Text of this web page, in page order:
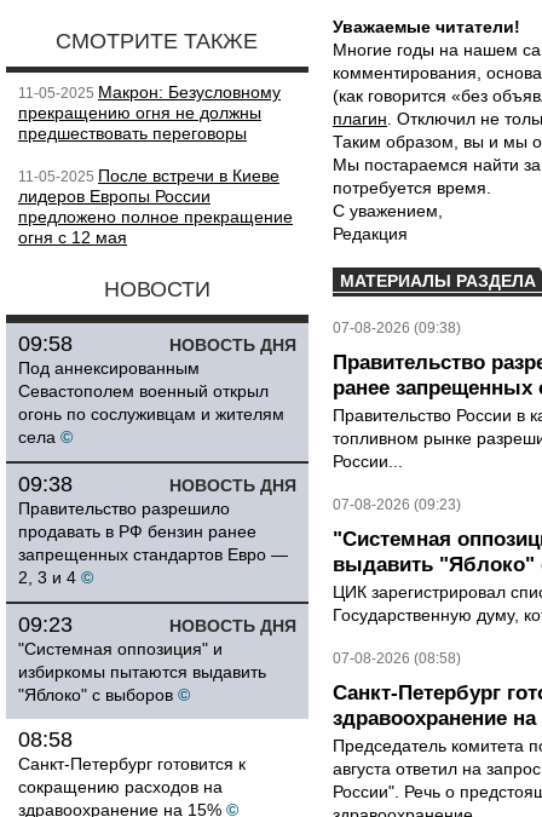
СМОТРИТЕ ТАКЖЕ
11-05-2025 Макрон: Безусловному
прекращению огня не должны
предшествовать переговоры
11-05-2025 После встречи в Киеве
лидеров Европы России
предложено полное прекращение
огня с 12 мая
НОВОСТИ
НОВОСТЬ ДНЯ
09:58
Под аннексированным
Севастополем военный открыл
огонь по сослуживцам и жителям
села ©
НОВОСТЬ ДНЯ
09:38
Правительство разрешило
продавать в РФ бензин ранее
запрещенных стандартов Евро —
2, 3 и 4 ©
НОВОСТЬ ДНЯ
09:23
"Системная оппозиция" и
избиркомы пытаются выдавить
"Яблоко" с выборов ©
08:58
Санкт-Петербург готовится к
сокращению расходов на
здравоохранение на 15% ©
Уважаемые читатели!
Многие годы на нашем
комментирования,
(как говорится «без
плагин . Отключил не
Таким образом, вы и мы
Мы постараемся найти
потребуется время.
С уважением,
Редакция
МАТЕРИАЛЫ РАЗДЕЛА
07-08-2026 (09:38)
Правительство
ранее запрещенных
Правительство России в
топливном рынке
России...
07-08-2026 (09:23)
"Системная
выдавить "Яблоко"
ЦИК зарегистрировал
Государственную думу,
07-08-2026 (08:58)
Санкт-Петербург
здравоохранение на
Председатель комитета
августа ответил на
России". Речь о